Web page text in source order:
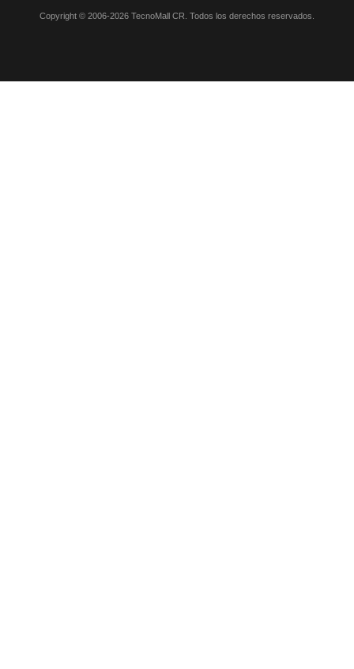
Copyright © 2006-2026 TecnoMall CR. Todos los derechos reservados.